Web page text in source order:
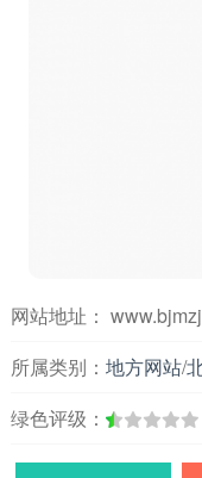
网站地址：
所属类别： 地方网站/
绿色评级：